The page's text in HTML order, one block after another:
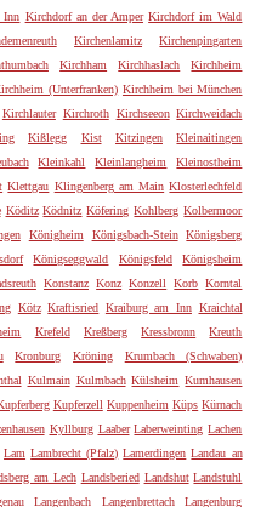
Inn Kirchdorf an der Amper Kirchdorf im Wald
Kirchenlamitz
Kirchenpingarten
Kirchham Kirchhaslach
Kirchheim
(Unterfranken) Kirchheim bei München
Kirchlauter Kirchroth Kirchseeon Kirchweidach
Kißlegg Kist Kitzingen
Kleinaitingen
Kleinkahl Kleinlangheim
Kleinostheim
Klettgau Klingenberg am Main Klosterlechfeld
Köditz Ködnitz Köfering Kohlberg Kolbermoor
Königheim Königsbach-Stein
Königsberg
Königseggwald Königsfeld
Königsheim
Konstanz Konz Konzell Korb Korntal
Kötz Kraftisried Kraiburg am Inn Kraichtal
Krefeld Kreßberg Kressbronn
Kreuth
Kronburg Kröning
Krumbach (Schwaben)
Kulmain Kulmbach Külsheim Kumhausen
Kupferzell Kuppenheim Küps Kürnach
Kyllburg Laaber Laberweinting Lachen
Lam Lambrecht (Pfalz) Lamerdingen Landau an
am Lech Landsberied Landshut Landstuhl
Langenbach Langenbrettach
Langenburg